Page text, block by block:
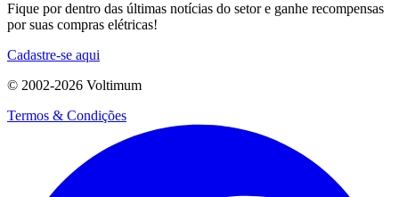
Fique por dentro das últimas notícias do setor e ganhe recompensas
por suas compras elétricas!
Cadastre-se aqui
© 2002-2026 Voltimum
Termos & Condições